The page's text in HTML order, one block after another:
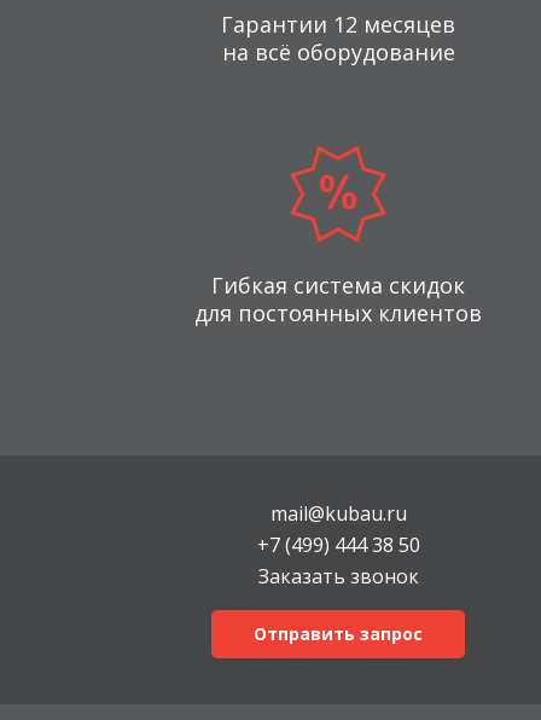
Гарантии 12 месяцев
на всё оборудование
Гибкая система скидок
для постоянных клиентов
mail@kubau.ru
+7 (499) 444 38 50
Заказать звонок
Отправить запрос